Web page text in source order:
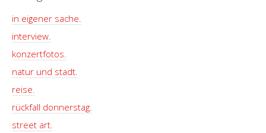
in eigener sache.
interview.
konzertfotos.
natur und stadt.
reise.
rückfall donnerstag.
street art.